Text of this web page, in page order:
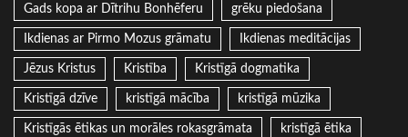
Gads kopa ar Dītrihu Bonhēferu grēku piedošana
Ikdienas ar Pirmo Mozus grāmatu Ikdienas meditācijas
Jēzus Kristus Kristība Kristīgā dogmatika
Kristīgā dzīve kristīgā mācība kristīgā mūzika
Kristīgās ētikas un morāles rokasgrāmata kristīgā ētika